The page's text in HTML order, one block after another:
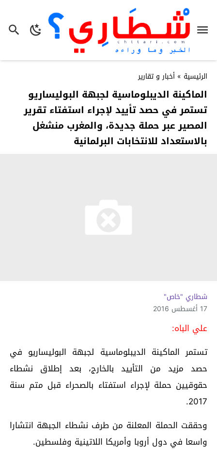
الرئيسية » أخبار و تقارير
الماكينة الديبلوماسية لجبهة البوليساريو
تستمر في حصد تأييد لإجراء استفتاء تقرير
المصير عبر حملة جديدة، والمغرب منشغل
بالاستعداد للانتخابات البرلمانية
شطاري "خاص"
17 أغسطس 2016
علي الباه:
تستمر الماكينة الديبلوماسية لجبهة البوليساريو في
حصد مزيد من التأييد بالخارج، بعد إطلاق نشطاء
حقوقيين حملة لإجراء استفتاء بالصحراء قبل متم سنة
2017.
وحققت الحملة المعلنة من طرف نشطاء الجبهة انتشارا
واسعا في دول أروبا وأمريكا اللاتينية وفلسطين.